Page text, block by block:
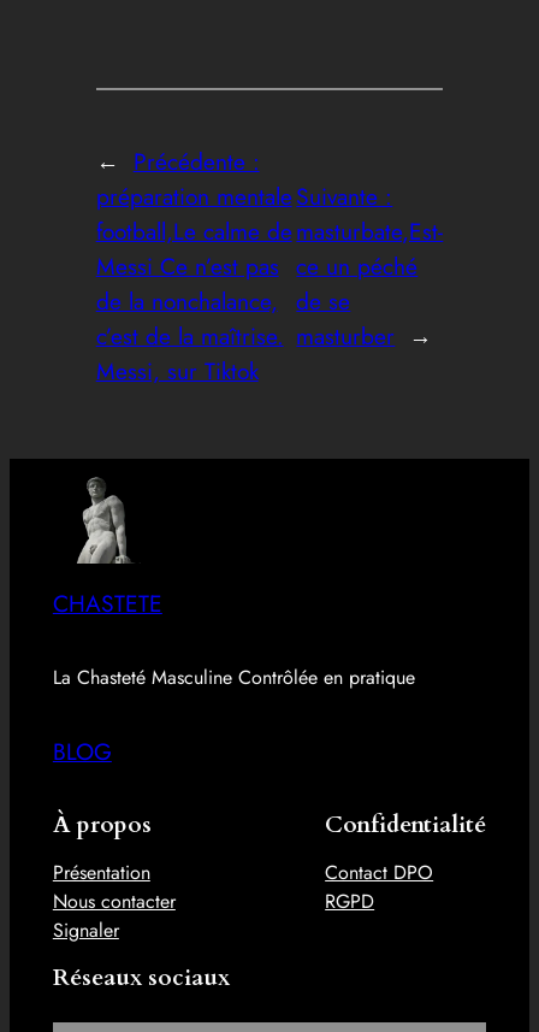
← Précédente :
préparation mentale
football,Le calme de
Messi Ce n’est pas
de la nonchalance,
c’est de la maîtrise.
Messi, sur Tiktok
Suivante :
masturbate,Est-
ce un péché
de se
masturber →
CHASTETE
La Chasteté Masculine Contrôlée en pratique
BLOG
À propos
Présentation
Nous contacter
Signaler
Confidentialité
Contact DPO
RGPD
Réseaux sociaux